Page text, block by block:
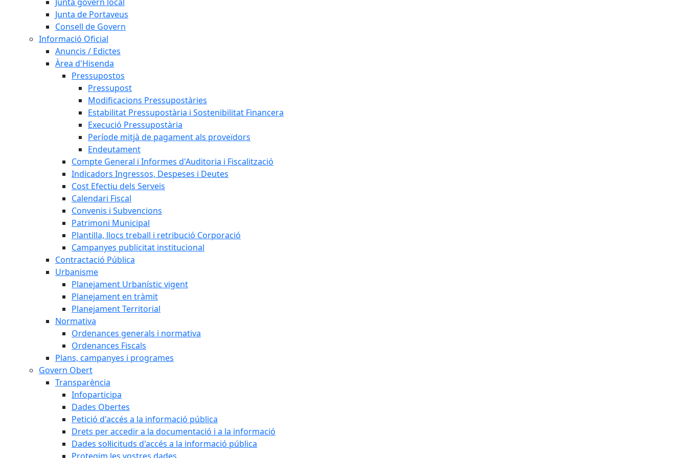
Junta de Portaveus
Consell de Govern
Informació Oficial
Anuncis / Edictes
Àrea d'Hisenda
Pressupostos
Pressupost
Modificacions Pressupostàries
Estabilitat Pressupostària i Sostenibilitat Financera
Execució Pressupostària
Període mitjà de pagament als proveïdors
Endeutament
Compte General i Informes d'Auditoria i Fiscalització
Indicadors Ingressos, Despeses i Deutes
Cost Efectiu dels Serveis
Calendari Fiscal
Convenis i Subvencions
Patrimoni Municipal
Plantilla, llocs treball i retribució Corporació
Campanyes publicitat institucional
Contractació Pública
Urbanisme
Planejament Urbanístic vigent
Planejament en tràmit
Planejament Territorial
Normativa
Ordenances generals i normativa
Ordenances Fiscals
Plans, campanyes i programes
Govern Obert
Transparència
Infoparticipa
Dades Obertes
Petició d'accés a la informació pública
Drets per accedir a la documentació i a la informació
Dades sol·licituds d'accés a la informació pública